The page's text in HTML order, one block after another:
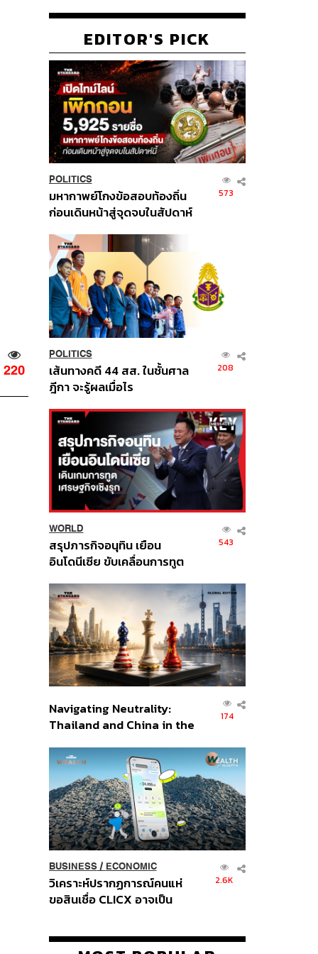
220
EDITOR'S PICK
POLITICS
มหากาพย์โกงข้อสอบท้องถิ่น
ก่อนเดินหน้าสู่จุดจบในสัปดาห์
573
POLITICS
เส้นทางคดี 44 สส. ในชั้นศาล
ฎีกา จะรู้ผลเมื่อไร
208
WORLD
สรุปภารกิจอนุทิน เยือน
อินโดนีเซีย ขับเคลื่อนการทูต
ส่วนยุทธศาสตร์ไทย –
อินโดนีเซีย
543
Navigating Neutrality:
Thailand and China in the
Order
174
BUSINESS/ ECONOMIC
วิเคราะห์ปรากฏการณ์คนแห่
ขอสินเชื่อ CLICX อาจเป็น
ปัญหาหนี้ครัวเรือนไทยที่ถูกซุก
2.6K